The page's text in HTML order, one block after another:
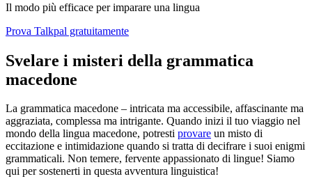
Il modo più efficace per imparare una lingua
Prova Talkpal gratuitamente
Svelare i misteri della grammatica
macedone
La grammatica macedone – intricata ma accessibile, affascinante ma
aggraziata, complessa ma intrigante. Quando inizi il tuo viaggio nel
mondo della lingua macedone, potresti provare un misto di
eccitazione e intimidazione quando si tratta di decifrare i suoi enigmi
grammaticali. Non temere, fervente appassionato di lingue! Siamo
qui per sostenerti in questa avventura linguistica!